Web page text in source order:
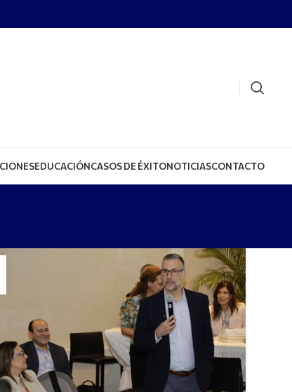
EDUCACIÓNCASOS DE ÉXITONOTICIASCONTACTO